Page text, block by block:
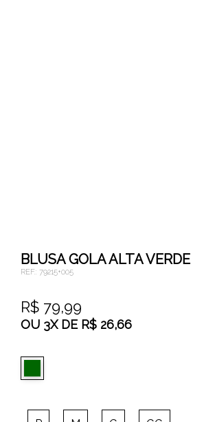
BLUSA GOLA ALTA VERDE
REF.: 79215+005
R$ 79,99
OU 3XDE R$ 26,66